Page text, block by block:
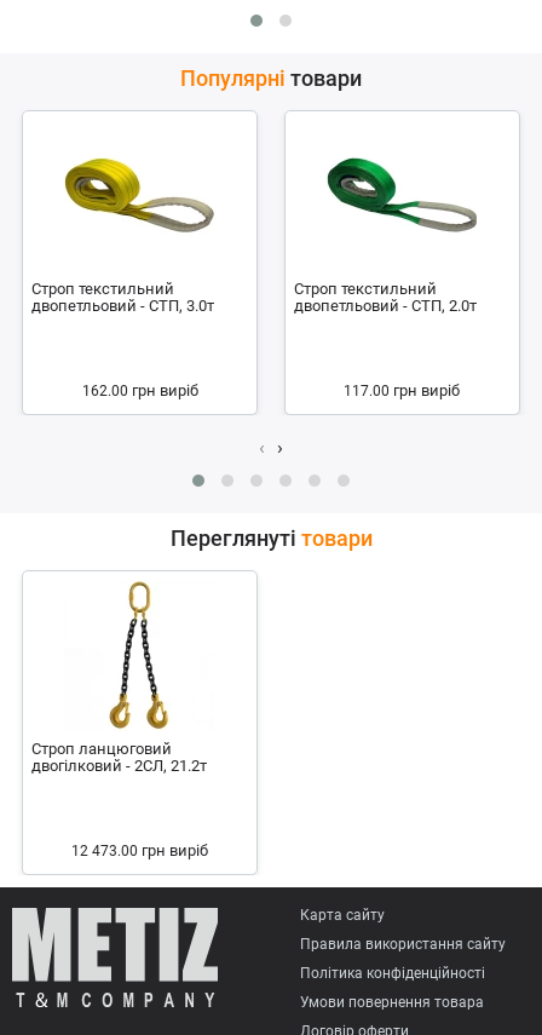
Популярні товари
Строп текстильний
двопетльовий - СТП, 3.0т
162.00 грн виріб
Строп текстильний
двопетльовий - СТП, 2.0т
117.00 грн виріб
‹ ›
Переглянуті товари
Строп ланцюговий
двогілковий - 2СЛ, 21.2т
12 473.00 грн виріб
Карта сайту
Правила використання сайту
Політика конфіденційності
Умови повернення товарa
Договір оферти